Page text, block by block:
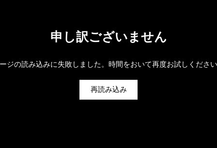
申し訳ございません
ジの読み込みに失敗しました。時間をおいて再度お試しくださ
再読み込み